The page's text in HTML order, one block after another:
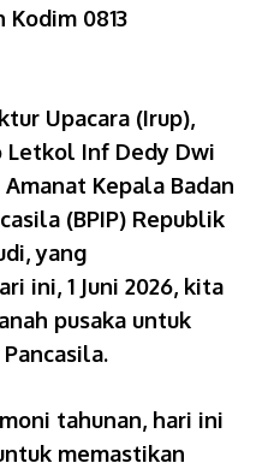
Kodim 0813
Upacara (Irup),
Letkol Inf Dedy Dwi
Kepala Badan
(BPIP) Republik
yang
ini, 1 Juni 2026, kita
pusaka untuk
tahunan, hari ini
memastikan